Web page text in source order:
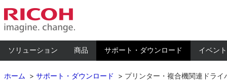
ソリューション 商品 サポート・ダウンロード イベン
ホーム サポート・ダウンロード プリンター・複合機関連ドライ